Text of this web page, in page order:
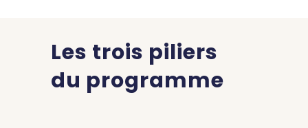
Les trois piliers
du programme